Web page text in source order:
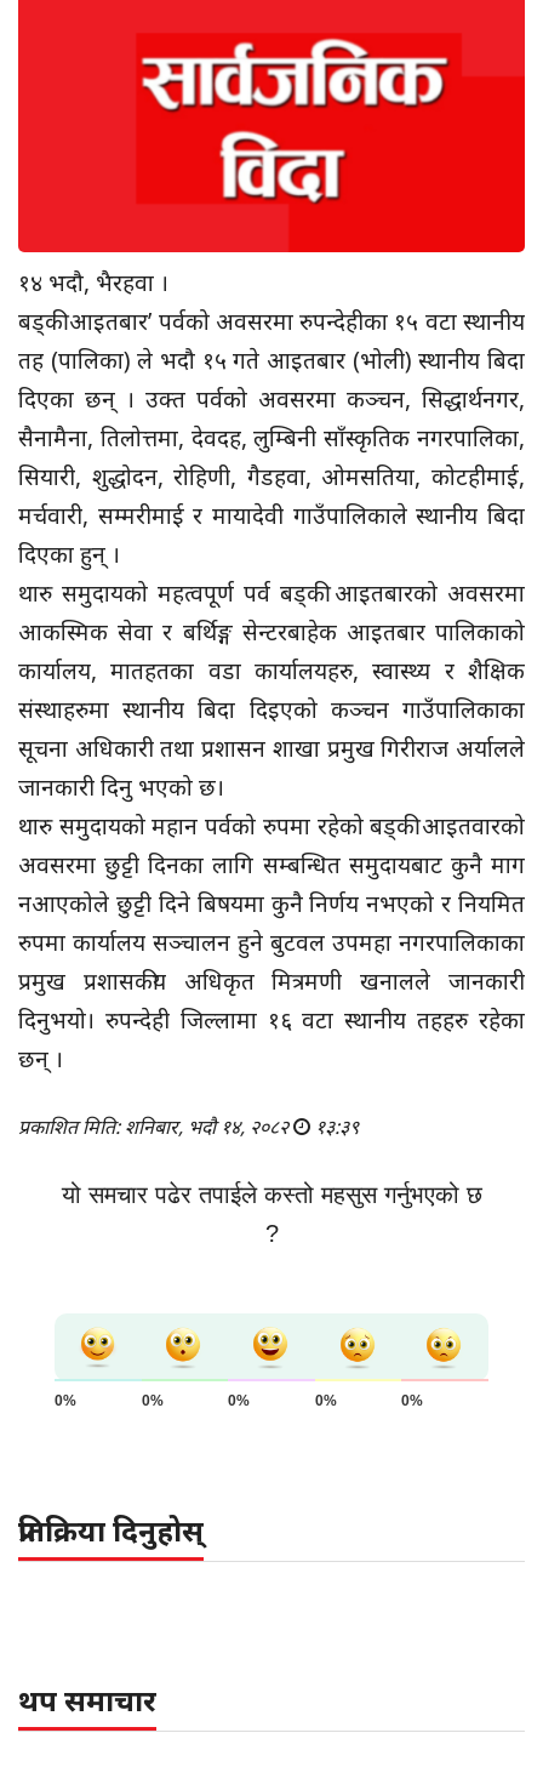
१४ भदौ, भैरहवा ।
बड्की आइतबार’ पर्वको अवसरमा रुपन्देहीका १५ वटा स्थानीय
तह (पालिका) ले भदौ १५ गते आइतबार (भोली) स्थानीय बिदा
दिएका छन् । उक्त पर्वको अवसरमा कञ्चन, सिद्धार्थनगर,
सैनामैना, तिलोत्तमा, देवदह, लुम्बिनी साँस्कृतिक नगरपालिका,
सियारी, शुद्धोदन, रोहिणी, गैडहवा, ओमसतिया, कोटहीमाई,
मर्चवारी, सम्मरीमाई र मायादेवी गाउँपालिकाले स्थानीय बिदा
दिएका हुन् ।
थारु समुदायको महत्वपूर्ण पर्व बड्की आइतबारको अवसरमा
आकस्मिक सेवा र बर्थिङ्ग सेन्टरबाहेक आइतबार पालिकाको
कार्यालय, मातहतका वडा कार्यालयहरु, स्वास्थ्य र शैक्षिक
संस्थाहरुमा स्थानीय बिदा दिइएको कञ्चन गाउँपालिकाका
सूचना अधिकारी तथा प्रशासन शाखा प्रमुख गिरीराज अर्यालले
जानकारी दिनु भएको छ।
थारु समुदायको महान पर्वको रुपमा रहेको बड्की आइतवारको
अवसरमा छुट्टी दिनका लागि सम्बन्धित समुदायबाट कुनै माग
नआएकोले छुट्टी दिने बिषयमा कुनै निर्णय नभएको र नियमित
रुपमा कार्यालय सञ्चालन हुने बुटवल उपमहा नगरपालिकाका
प्रमुख प्रशासकीय अधिकृत मित्रमणी खनालले जानकारी
दिनुभयो। रुपन्देही जिल्लामा १६ वटा स्थानीय तहहरु रहेका
छन् ।
प्रकाशित मिति: शनिबार, भदौ १४, २०८२ १३:३९
यो समचार पढेर तपाईले कस्तो महसुस गर्नुभएको छ
?
0% 0% 0% 0% 0%
प्रतिक्रिया दिनुहोस्
थप समाचार